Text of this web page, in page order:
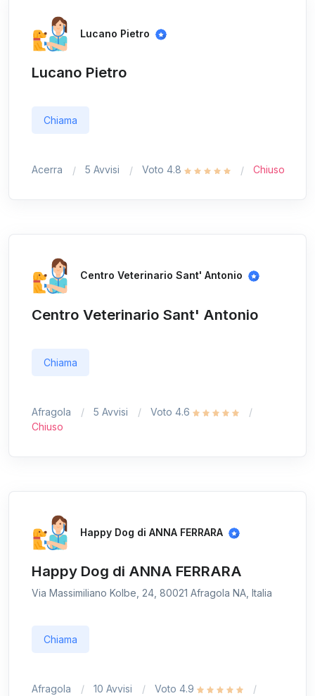
Lucano Pietro
Lucano Pietro
Chiama
Acerra 5 Avvisi Voto 4.8 Chiuso
Centro Veterinario Sant' Antonio
Centro Veterinario Sant' Antonio
Chiama
Afragola 5 Avvisi
Voto 4.6
Chiuso
Happy Dog di ANNA FERRARA
Happy Dog di ANNA FERRARA
Via Massimiliano Kolbe, 24, 80021 Afragola NA, Italia
Chiama
Afragola 10 Avvisi
Voto 4.9